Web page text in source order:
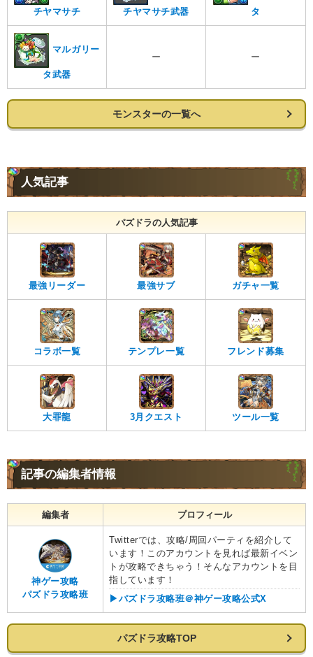
チヤマサチ チヤマサチ武器 タ
マルガリー
タ武器
ー ー
モンスターの一覧へ
人気記事
パズドラの人気記事
最強リーダー 最強サブ ガチャ一覧
コラボ一覧 テンプレ一覧 フレンド募集
大罪龍 3月クエスト ツール一覧
記事の編集者情報
編集者 プロフィール
神ゲー攻略
パズドラ攻略班
Twitterでは、攻略/周回パーティを紹介して
います！このアカウントを見れば最新イベン
トが攻略できちゃう！そんなアカウントを目
指しています！
▶︎パズドラ攻略班＠神ゲー攻略公式X
パズドラ攻略TOP